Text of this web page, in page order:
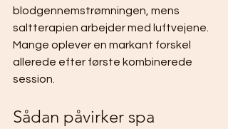
blodgennemstrømningen, mens
saltterapien arbejder med luftvejene.
Mange oplever en markant forskel
allerede efter første kombinerede
session.
Sådan påvirker spa